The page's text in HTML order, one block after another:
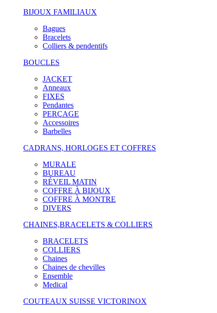
BIJOUX FAMILIAUX
Bagues
Bracelets
Colliers & pendentifs
BOUCLES
JACKET
Anneaux
FIXES
Pendantes
PERÇAGE
Accessoires
Barbelles
CADRANS, HORLOGES ET COFFRES
MURALE
BUREAU
RÉVEIL MATIN
COFFRE À BIJOUX
COFFRE À MONTRE
DIVERS
CHAINES,BRACELETS & COLLIERS
BRACELETS
COLLIERS
Chaines
Chaines de chevilles
Ensemble
Medical
COUTEAUX SUISSE VICTORINOX